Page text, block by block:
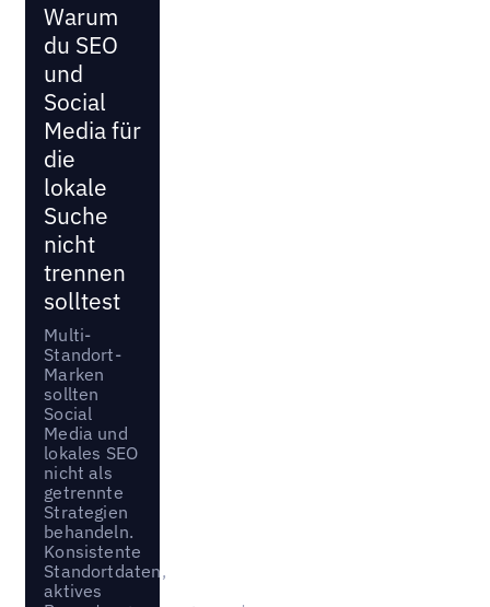
Warum
du SEO
und
Social
Media für
die
lokale
Suche
nicht
trennen
solltest
Multi-
Standort-
Marken
sollten
Social
Media und
lokales SEO
nicht als
getrennte
Strategien
behandeln.
Konsistente
Standortdaten,
aktives